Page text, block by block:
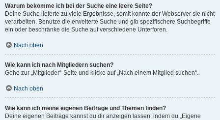
Warum bekomme ich bei der Suche eine leere Seite?
Deine Suche lieferte zu viele Ergebnisse, somit konnte der Webserver sie nicht
verarbeiten. Benutze die erweiterte Suche und gib spezifischere Suchbegriffe
ein oder beschränke die Suche auf verschiedene Unterforen.
Nach oben
Wie kann ich nach Mitgliedern suchen?
Gehe zur „Mitglieder“-Seite und klicke auf „Nach einem Mitglied suchen“.
Nach oben
Wie kann ich meine eigenen Beiträge und Themen finden?
Deine eigenen Beiträge kannst du dir anzeigen lassen, indem du „Eigene